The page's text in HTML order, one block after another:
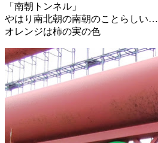
「南朝トンネル」
やはり南北朝の南朝のことらしい…
オレンジは柿の実の色